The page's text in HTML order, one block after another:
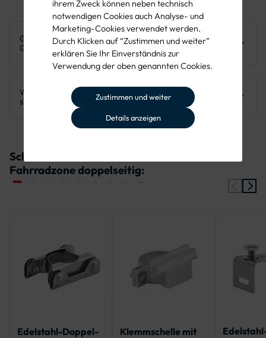
ihrem Zweck können neben technisch
notwendigen Cookies auch Analyse- und
Marketing-Cookies verwendet werden.
Durch Klicken auf “Zustimmen und weiter”
erklären Sie Ihr Einverständnis zur
Verwendung der oben genannten Cookies.
Zustimmen und weiter
Details anzeigen
Gilt innerhalb der Fahrradzone eine generelle
Geschwindigkeitsbegrenzung?
Fahrzeuge. Kraftfahrzeuge sind nur mit entsprechendem
Zusatzzeichen zugelassen.
Warum ist eine doppelseitige Ausführung des Schilds
sinnvoll?
Sichtbarkeit und Rechtssicherheit erhöht.
Schellen für Verkehrszeichen 244.3-40
Fahrradzone doppelseitig:
Edelstahl-Doppel-
Klemmschelle mit